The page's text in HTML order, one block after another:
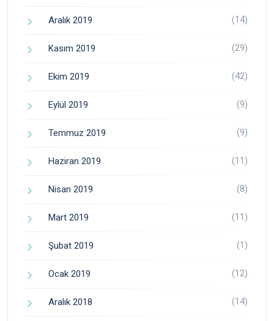
Aralık 2019 (14)
Kasım 2019 (29)
Ekim 2019 (42)
Eylül 2019 (9)
Temmuz 2019 (9)
Haziran 2019 (11)
Nisan 2019 (8)
Mart 2019 (11)
Şubat 2019 (1)
Ocak 2019 (12)
Aralık 2018 (14)